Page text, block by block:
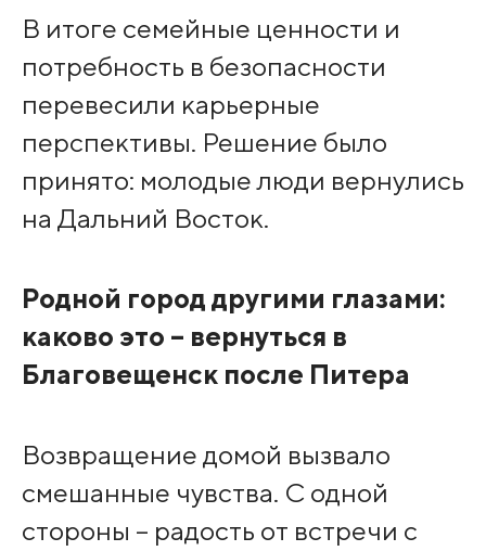
В итоге семейные ценности и
потребность в безопасности
перевесили карьерные
перспективы. Решение было
принято: молодые люди вернулись
на Дальний Восток.
Родной город другими глазами:
каково это – вернуться в
Благовещенск после Питера
Возвращение домой вызвало
смешанные чувства. С одной
стороны – радость от встречи с